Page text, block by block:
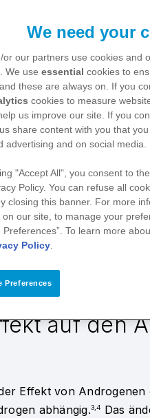
Prostatakarzinom
als unheilbar. Die
Ziele verfolgen: 1
die an
individuell abzuwägen.1
Entscheidungsfindung
auf den
Effekt von Androgenen
abhängig.3,4
Das
We need your
or our partners use cookies and
We use essential cookies to
these are always on. If you
cookies to measure
us improve our site. If you
share content with you that
advertising and on social media.
"Accept All", you consent to
Policy. You can refuse all
closing this banner. For more
on our site, to manage your
Preferences”. To learn more
Policy
Preferences